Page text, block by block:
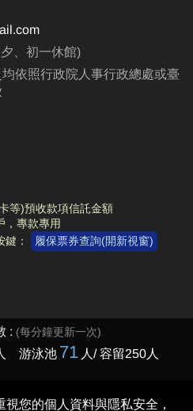
、初一休館)
依照行政院人事行政總處或臺
等)預收款項信託金額
，專款專用
鍵：
履保票券查詢(開新視窗)